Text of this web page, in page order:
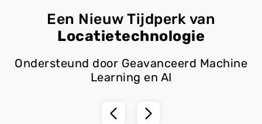
Een Nieuw Tijdperk van
Locatietechnologie
Ondersteund door Geavanceerd Machine
Learning en AI